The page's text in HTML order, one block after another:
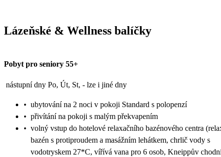
Lázeňské & Wellness balíčky
Pobyt pro seniory 55+
nástupní dny Po, Út, St, - lze i jiné dny
• ubytování na 2 noci v pokoji Standard s polopenzí
• přivítání na pokoji s malým překvapením
• volný vstup do hotelové relaxačního bazénového centra
bazén s protiproudem a masážním lehátkem, chrlič vody s
vodotryskem 27*C, vířívá vana pro 6 osob, Kneippův